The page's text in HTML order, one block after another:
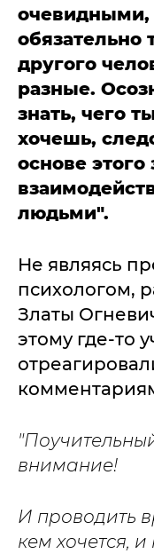
очевидными,
обязательно
другого
разные.
знать, чего
хочешь,
основе
людьми".
Не являясь
психологом,
Златы
этому где-то
внимание!
И проводить
кем хочется,